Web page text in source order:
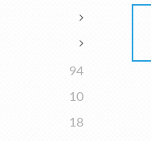
94
10
18